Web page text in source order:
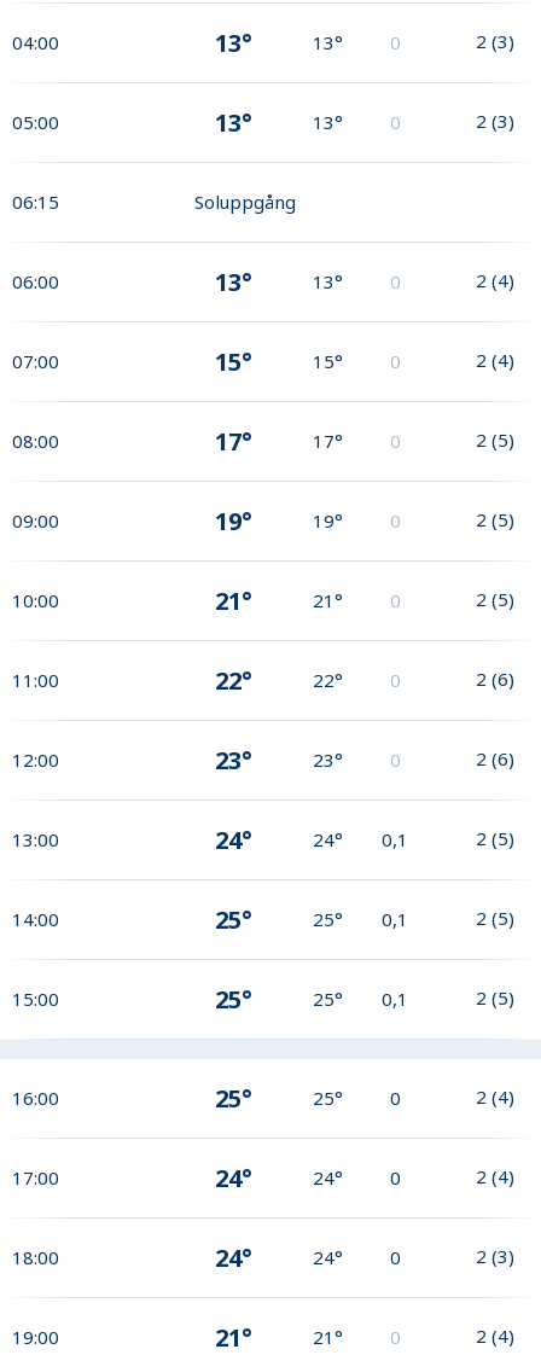
04:00 13° 13° 0 2 (3)
05:00 13° 13° 0 2 (3)
06:15 Soluppgång
06:00 13° 13° 0 2 (4)
07:00 15° 15° 0 2 (4)
08:00 17° 17° 0 2 (5)
09:00 19° 19° 0 2 (5)
10:00 21° 21° 0 2 (5)
11:00 22° 22° 0 2 (6)
12:00 23° 23° 0 2 (6)
13:00 24° 24° 0,1 2 (5)
14:00 25° 25° 0,1 2 (5)
15:00 25° 25° 0,1 2 (5)
16:00 25° 25° 0 2 (4)
17:00 24° 24° 0 2 (4)
18:00 24° 24° 0 2 (3)
19:00 21° 21° 0 2 (4)